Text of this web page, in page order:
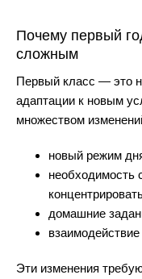
Почему первый
сложным
Первый класс — это
адаптации к новым
множеством
новый режим
необходимость
домашние
Эти изменения